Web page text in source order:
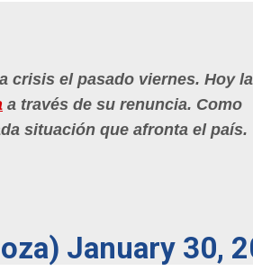
crisis el pasado viernes. Hoy la
a través de su renuncia. Como
situación que afronta el país.
January 30,